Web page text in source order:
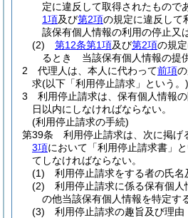
定に違反して取得されたもので
1項及び第2項の規定に違反し
該保有個人情報の利用の停止又
(2)
第12条第1項及び第2項の規
るとき 当該保有個人情報の提
2
代理人は、本人に代わって前項
求(以下「利用停止請求」という。)
3
利用停止請求は、保有個人情報
日以内にしなければならない。
(利用停止請求の手続)
第39条
利用停止請求は、次に掲げ
3項において「利用停止請求書」
てしなければならない。
(1)
利用停止請求をする者の氏名
(2)
利用停止請求に係る保有個
の他当該保有個人情報を特定す
(3)
利用停止請求の趣旨及び理由